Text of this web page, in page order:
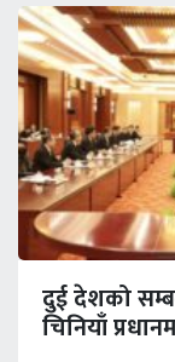
दुई देशको
चिनियाँ